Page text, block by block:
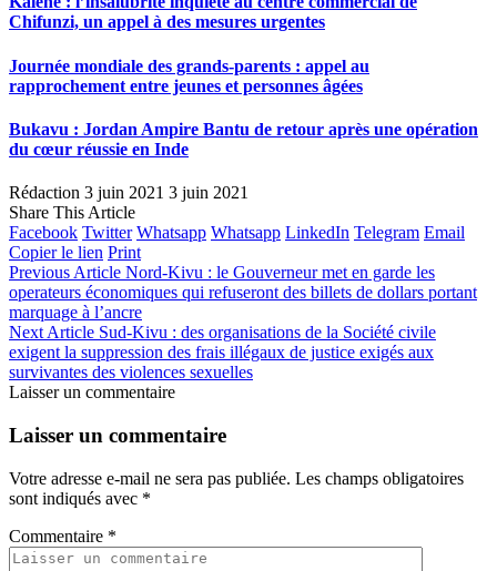
Chifunzi, un appel à des mesures urgentes
Journée mondiale des grands-parents : appel au
rapprochement entre jeunes et personnes âgées
Bukavu : Jordan Ampire Bantu de retour après une opération
du cœur réussie en Inde
Rédaction 3 juin 2021 3 juin 2021
Share This Article
Facebook Twitter Whatsapp Whatsapp LinkedIn Telegram Email
Copier le lien Print
Previous Article Nord-Kivu : le Gouverneur met en garde les
operateurs économiques qui refuseront des billets de dollars portant
marquage à l’ancre
Next Article Sud-Kivu : des organisations de la Société civile
exigent la suppression des frais illégaux de justice exigés aux
survivantes des violences sexuelles
Laisser un commentaire
Laisser un commentaire
Votre adresse e-mail ne sera pas publiée. Les champs obligatoires
sont indiqués avec *
Commentaire *